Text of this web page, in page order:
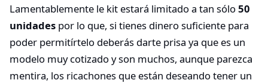
Lamentablemente le kit estará limitado a tan sólo50
unidades por lo que, si tienes dinero suficiente para
poder permitírtelo deberás darte prisa ya que es un
modelo muy cotizado y son muchos, aunque parezca
mentira, los ricachones que están deseando tener un